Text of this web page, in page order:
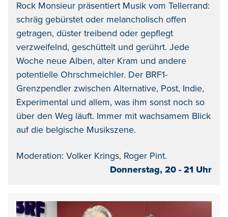
Rock Monsieur präsentiert Musik vom Tellerrand:
schräg gebürstet oder melancholisch offen
getragen, düster treibend oder gepflegt
verzweifelnd, geschüttelt und gerührt. Jede
Woche neue Alben, alter Kram und andere
potentielle Ohrschmeichler. Der BRF1-
Grenzpendler zwischen Alternative, Post, Indie,
Experimental und allem, was ihm sonst noch so
über den Weg läuft. Immer mit wachsamem Blick
auf die belgische Musikszene.
Moderation: Volker Krings, Roger Pint.
Donnerstag, 20 - 21 Uhr